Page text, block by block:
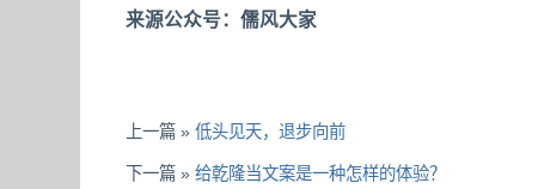
来源公众号：儒风大家
上一篇 »低头见天，退步向前
下一篇 »给乾隆当文案是一种怎样的体验？